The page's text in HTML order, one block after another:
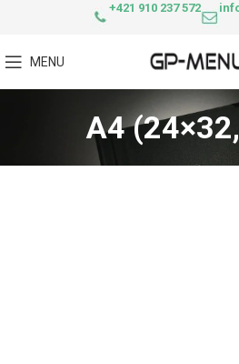
+421 910 237 572
MENU
A4